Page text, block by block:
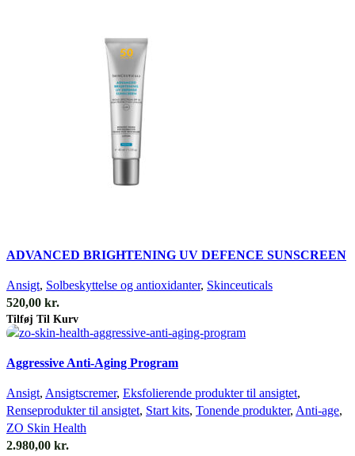
ADVANCED BRIGHTENING UV DEFENCE SUNSCREEN
Ansigt, Solbeskyttelse og antioxidanter, Skinceuticals
520,00 kr.
Tilføj Til Kurv
Aggressive Anti-Aging Program
Ansigt, Ansigtscremer, Eksfolierende produkter til ansigtet,
Renseprodukter til ansigtet, Start kits, Tonende produkter, Anti-age,
ZO Skin Health
2.980,00 kr.